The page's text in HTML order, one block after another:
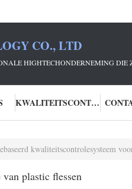
CO., LTD
HIGHTECHONDERNEMING
KWALITEITSCONTROLE
kwaliteitscontrolesysteem
plastic flessen